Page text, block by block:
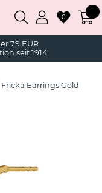
79 EUR
seit 1914
0
Fricka Earrings Gold